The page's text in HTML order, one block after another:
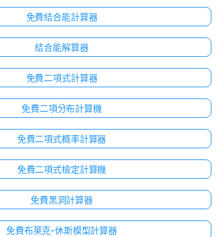
免費結合能計算器
結合能解算器
免費二項式計算器
免費二項分布計算機
免費二項式概率計算器
免費二項式檢定計算機
免費黑洞計算器
免費布萊克-休斯模型計算器